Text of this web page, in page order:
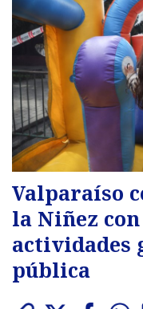
Valparaíso
la Niñez
actividades
pública